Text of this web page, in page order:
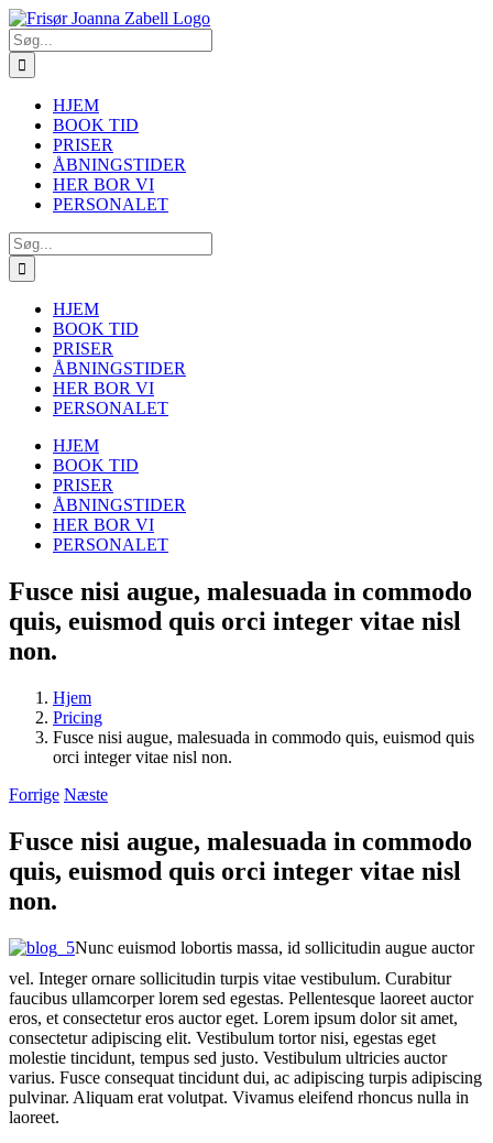
Skip
to
content
Søg
efter:
HJEM
BOOK TID
PRISER
ÅBNINGSTIDER
HER BOR VI
PERSONALET
Søg
efter:
HJEM
BOOK TID
PRISER
ÅBNINGSTIDER
HER BOR VI
PERSONALET
HJEM
BOOK TID
PRISER
ÅBNINGSTIDER
HER BOR VI
PERSONALET
Fusce nisi augue, malesuada in commodo
quis, euismod quis orci integer vitae nisl
non.
Hjem
Pricing
Fusce nisi augue, malesuada in commodo quis, euismod quis
orci integer vitae nisl non.
Forrige Næste
Fusce nisi augue, malesuada in commodo
quis, euismod quis orci integer vitae nisl
non.
Nunc euismod lobortis massa, id sollicitudin augue auctor
vel. Integer ornare sollicitudin turpis vitae vestibulum. Curabitur
faucibus ullamcorper lorem sed egestas. Pellentesque laoreet auctor
eros, et consectetur eros auctor eget. Lorem ipsum dolor sit amet,
consectetur adipiscing elit. Vestibulum tortor nisi, egestas eget
molestie tincidunt, tempus sed justo. Vestibulum ultricies auctor
varius. Fusce consequat tincidunt dui, ac adipiscing turpis adipiscing
pulvinar. Aliquam erat volutpat. Vivamus eleifend rhoncus nulla in
laoreet.